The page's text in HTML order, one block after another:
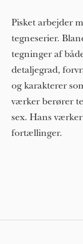
Pisket arbejder
tegneserier.
tegninger af
detaljegrad,
og karakterer
værker berører
sex. Hans
fortællinger.